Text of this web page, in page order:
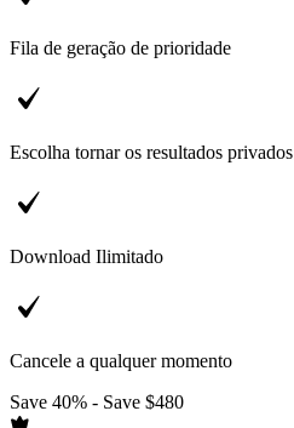
Fila de geração de prioridade
Escolha tornar os resultados privados
Download Ilimitado
Cancele a qualquer momento
Save 40% - Save $480